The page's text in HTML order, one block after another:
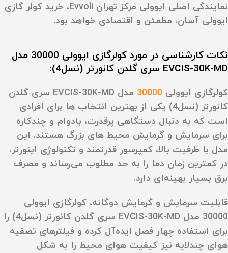
نمایندگی اصلی ایوولی مرکز تهران Evvoli، خرید کولر گازی
ایوولی آسان، مطمئن و اقتصادی خواهد بود.
نکات کارشناسی در مورد کولرگازی ایوولی 30000 مدل
EVCIS-30K-MD سری گلدن کانورتر (نسل4):
کولرگازی ایوولی 30000
مدل EVCIS-30K-MD سری گلدن
کانورتر (نسل4) یکی از بهترین انتخاب‌ ها برای افرادی
است که به‌ دنبال دستگاهی پرقدرت، بادوام و چندکاره
برای سرمایش و گرمایش محیط‌ های بزرگ هستند. این
مدل با ظرفیت بالا، کمپرسور قدرتمند و تکنولوژی اینورتر،
در کمترین زمان دما را به حد مطلوب می‌رساند و مصرف
برق بسیار بهینه‌ای دارد.
قابلیت سرمایش و گرمایش دوگانه، کولرگازی ایوولی
30000 مدل EVCIS-30K-MD سری گلدن کانورتر (نسل4) را
برای استفاده چهار فصل ایده‌آل کرده و فیلترهای تصفیه‌
هوای چندلایه نیز کیفیت هوای محیط را به شکل